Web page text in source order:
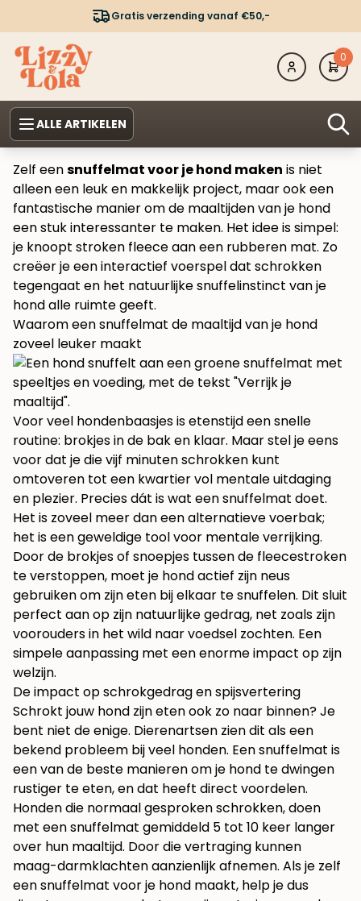
Gratis verzending vanaf €50,-
0
ALLE ARTIKELEN
Zelf eensnuffelmat voor je hond maken is niet
alleen een leuk en makkelijk project, maar ook een
fantastische manier om de maaltijden van je hond
een stuk interessanter te maken. Het idee is simpel:
je knoopt stroken fleece aan een rubberen mat. Zo
creëer je een interactief voerspel dat schrokken
tegengaat en het natuurlijke snuffelinstinct van je
hond alle ruimte geeft.
Waarom een snuffelmat de maaltijd van je hond
zoveel leuker maakt
Voor veel hondenbaasjes is etenstijd een snelle
routine: brokjes in de bak en klaar. Maar stel je eens
voor dat je die vijf minuten schrokken kunt
omtoveren tot een kwartier vol mentale uitdaging
en plezier. Precies dát is wat een snuffelmat doet.
Het is zoveel meer dan een alternatieve voerbak;
het is een geweldige tool voor mentale verrijking.
Door de brokjes of snoepjes tussen de fleecestroken
te verstoppen, moet je hond actief zijn neus
gebruiken om zijn eten bij elkaar te snuffelen. Dit sluit
perfect aan op zijn natuurlijke gedrag, net zoals zijn
voorouders in het wild naar voedsel zochten. Een
simpele aanpassing met een enorme impact op zijn
welzijn.
De impact op schrokgedrag en spijsvertering
Schrokt jouw hond zijn eten ook zo naar binnen? Je
bent niet de enige. Dierenartsen zien dit als een
bekend probleem bij veel honden. Een snuffelmat is
een van de beste manieren om je hond te dwingen
rustiger te eten, en dat heeft direct voordelen.
Honden die normaal gesproken schrokken, doen
met een snuffelmat gemiddeld 5 tot 10 keer langer
over hun maaltijd. Door die vertraging kunnen
maag-darmklachten aanzienlijk afnemen. Als je zelf
een snuffelmat voor je hond maakt, help je dus